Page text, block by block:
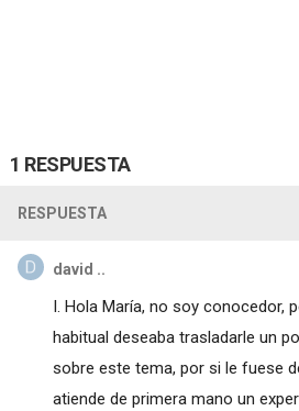
1 RESPUESTA
RESPUESTA
david ..
I. Hola María, no soy conocedor,
habitual deseaba trasladarle un
sobre este tema, por si le fuese
atiende de primera mano un